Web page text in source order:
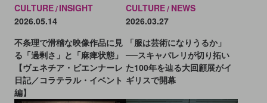
CULTURE INSIGHT
2026.05.14
不条理で滑稽な映像作品に見
る「過剰さ」と「麻痺状態」
【ヴェネチア・ビエンナーレ
日記／コラテラル・イベント
編】
CULTURE NEWS
2026.03.27
「服は芸術になりうるか」
──スキャパレリが切り拓い
た100年を辿る大回顧展がイ
ギリスで開幕